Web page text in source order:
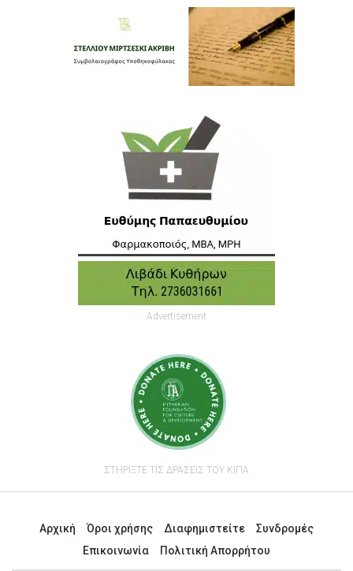
Advertisement
ΣΤΗΡΙΞΤΕ ΤΙΣ ΔΡΑΣΕΙΣ ΤΟΥ ΚΙΠΑ
Αρχική Όροι χρήσης Διαφημιστείτε
Συνδρομές
Επικοινωνία
Πολιτική Απορρήτου